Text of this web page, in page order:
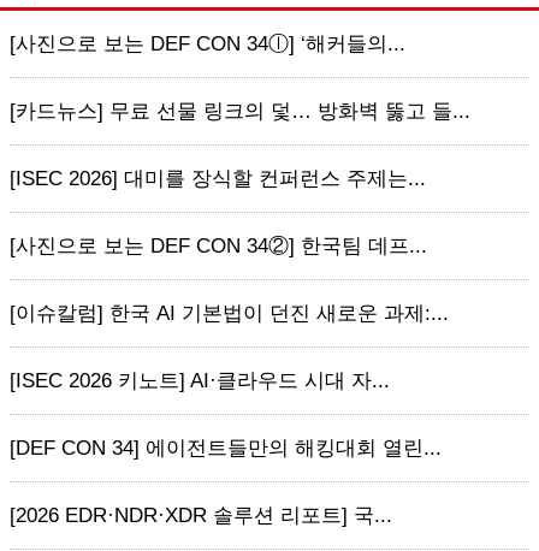
[사진으로 보는 DEF CON 34ⓛ] ‘해커들의...
[카드뉴스] 무료 선물 링크의 덫… 방화벽 뚫고 들...
[ISEC 2026] 대미를 장식할 컨퍼런스 주제는...
[사진으로 보는 DEF CON 34②] 한국팀 데프...
[이슈칼럼] 한국 AI 기본법이 던진 새로운 과제:...
[ISEC 2026 키노트] AI·클라우드 시대 자...
[DEF CON 34] 에이전트들만의 해킹대회 열린...
[2026 EDR·NDR·XDR 솔루션 리포트] 국...